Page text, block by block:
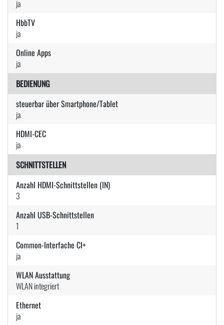
ja
HbbTV
ja
Online Apps
ja
BEDIENUNG
steuerbar über Smartphone/Tablet
ja
HDMI-CEC
ja
SCHNITTSTELLEN
Anzahl HDMI-Schnittstellen (IN)
3
Anzahl USB-Schnittstellen
1
Common-Interfache CI+
ja
WLAN Ausstattung
WLAN integriert
Ethernet
ja